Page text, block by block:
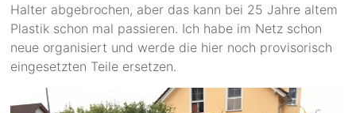
Halter abgebrochen, aber das kann bei 25 Jahre altem
Plastik schon mal passieren. Ich habe im Netz schon
neue organisiert und werde die hier noch provisorisch
eingesetzten Teile ersetzen.